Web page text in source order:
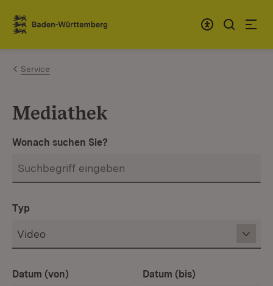
Zum Inhalt springen
Link zur Startseite
Service
Mediathek
Wonach suchen Sie?
Typ
Datum (von) Datum (bis)